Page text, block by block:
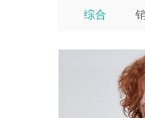
综合